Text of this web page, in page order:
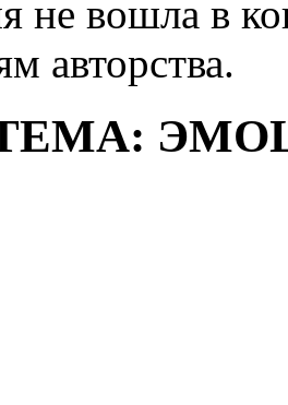
не вошла в
авторства.